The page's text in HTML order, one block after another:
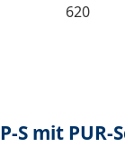
620
S mit